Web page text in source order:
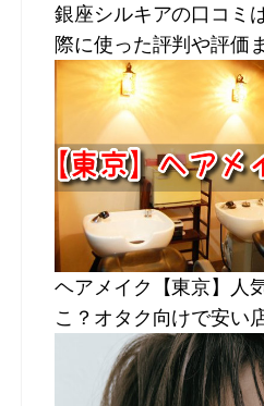
銀座シルキアの口コミ
際に使った評判や評価
ヘアメイク【東京】人
こ？オタク向けで安い